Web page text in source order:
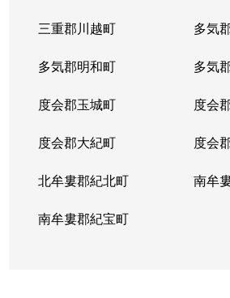
三重郡川越町 多気
多気郡明和町 多気
度会郡玉城町 度会
度会郡大紀町 度会
北牟婁郡紀北町 南牟
南牟婁郡紀宝町